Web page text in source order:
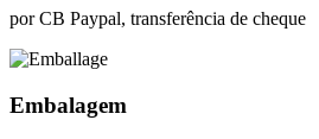
por CB Paypal, transferência de cheque
Embalagem